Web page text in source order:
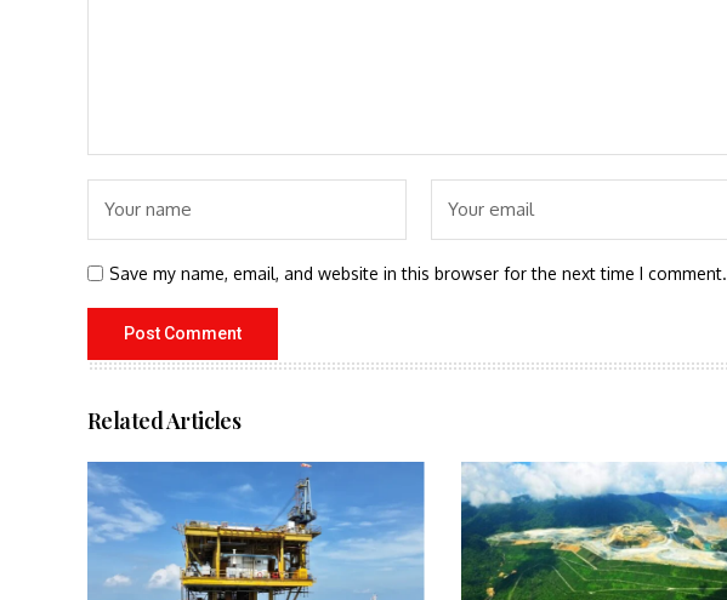
Save my name, email, and website in this browser for the next time I comment.
Related Articles